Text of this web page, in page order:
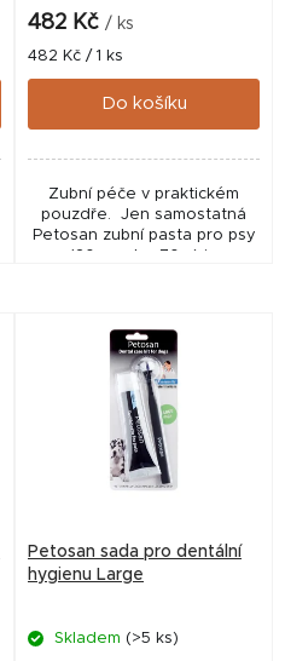
482 Kč / ks
Měrná
482 Kč / 1 ks
Do košíku
Zubní péče v praktickém
pouzdře. Jen samostatná
Petosan zubní pasta pro psy
(20 g nebo 70 g) je
Petosan sada pro dentální
hygienu Large
Skladem (>5 ks)